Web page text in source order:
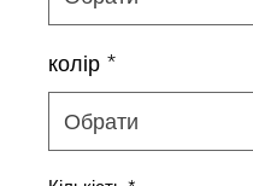
колір *